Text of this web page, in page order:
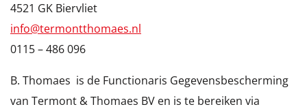
4521 GK Biervliet
info@termontthomaes.nl
0115 – 486 096
B. Thomaes is de Functionaris Gegevensbescherming
van Termont & Thomaes BV en is te bereiken via